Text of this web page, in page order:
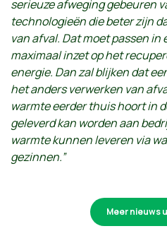
serieuze afweging gebeuren
technologieën die beter zijn
van afval. Dat moet passen in
maximaal inzet op het
energie. Dan zal blijken dat
het anders verwerken van
warmte eerder thuis hoort in
geleverd kan worden aan
warmte kunnen leveren via
gezinnen.”
Meer nieuws